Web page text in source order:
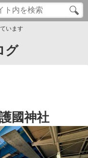
います
グ
國神社